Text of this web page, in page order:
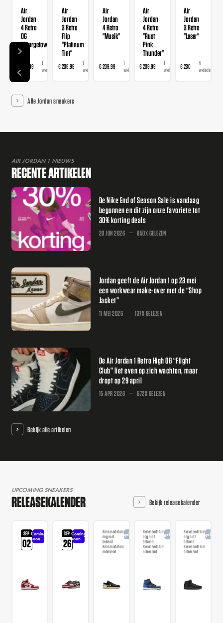
Air
Jordan
4 Retro
OG
"Georgetown"
€ 209,99
1
webshop
Air
Jordan
3 Retro
Flip
"Platinum
Tint"
€ 209,99
1
webshop
Air
Jordan
4 Retro
"Musik"
€ 209,99
1
webshop
Air
Jordan
4 Retro
"Rust
Pink
Thunder"
€ 209,99
1
webshop
Air
Jordan
3 Retro
"Laser"
€ 230
4
webshops
Alle Jordan sneakers
AIR JORDAN 1 NIEUWS
RECENTE ARTIKELEN
De Nike End of Season Sale is vandaag
begonnen en dit zijn onze favoriete tot
30% korting deals
20 JUN 2026 850X GELEZEN
Jordan geeft de Air Jordan 1 op 23 mei
een workwear make-over met de “Shop
Jacket”
11 MEI 2026 137X GELEZEN
De Air Jordan 1 Retro High OG “Flight
Club” liet even op zich wachten, maar
dropt op 29 april
15 APR 2026 672X GELEZEN
Bekijk alle artikelen
UPCOMING SNEAKERS
RELEASEKALENDER Bekijk releasekalender
SEP
02
Coming
soon
SEP
26
Coming
soon
Releasedatum
nog niet
bekend
Releasedatum
onbekend
AangekondigdReleasedatum
nog niet
bekend
Releasedatum
onbekend
AangekondigdReleasedatum
nog niet
bekend
Releasedatum
onbekend